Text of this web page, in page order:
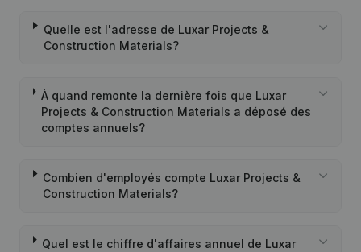
Quelle est l'adresse de Luxar Projects &
Construction Materials?
À quand remonte la dernière fois que Luxar
Projects & Construction Materials a déposé des
comptes annuels?
Combien d'employés compte Luxar Projects &
Construction Materials?
Quel est le chiffre d'affaires annuel de Luxar